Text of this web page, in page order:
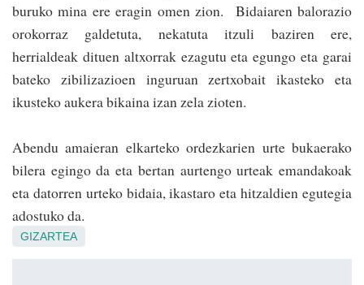
buruko mina ere eragin omen zion. Bidaiaren balorazio
orokorraz galdetuta, nekatuta itzuli baziren ere,
herrialdeak dituen altxo­rrak ezagutu eta egungo eta garai
bateko zibilizazioen inguruan zer­txo­bait ikasteko eta
ikusteko aukera bikaina izan zela zioten.
Abendu amaieran elkarteko ordezkarien urte bukaerako
bilera egingo da eta bertan aurtengo urteak emandakoak
eta datorren urteko bidaia, ikastaro eta hitzaldien egutegia
adostuko da.
GIZARTEA